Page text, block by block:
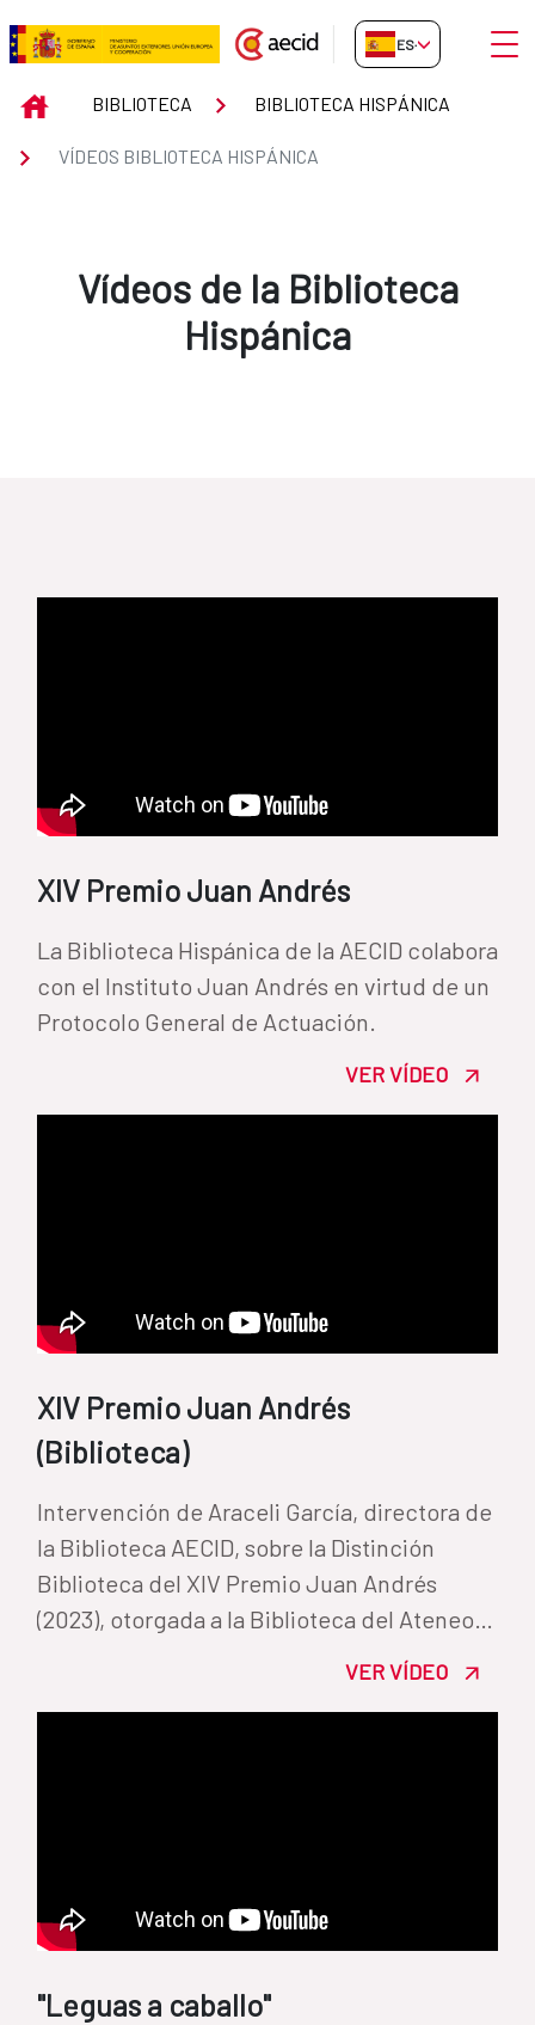
Saltar al contenido principal
Vídeos Biblioteca Hispánica
ES-ES Abrir
INICIOBIBLIOTECA BIBLIOTECA HISPÁNICA
VÍDEOS BIBLIOTECA HISPÁNICA
Vídeos de la Biblioteca
Hispánica
XIV Premio Juan Andrés
La Biblioteca Hispánica de la AECID colabora
con el Instituto Juan Andrés en virtud de un
Protocolo General de Actuación.
VER VÍDEO
XIV Premio Juan Andrés
(Biblioteca)
Intervención de Araceli García, directora de
la Biblioteca AECID, sobre la Distinción
Biblioteca del XIV Premio Juan Andrés
(2023), otorgada a la Biblioteca del Ateneo
VER VÍDEO
"Leguas a caballo"